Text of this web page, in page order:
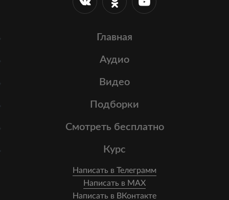
Главная
Аудио
Видео
Подборки
Смотреть бесплатно
Курс
Написать в Телеграмм
Написать в MAX
Написать в ВКонтакте